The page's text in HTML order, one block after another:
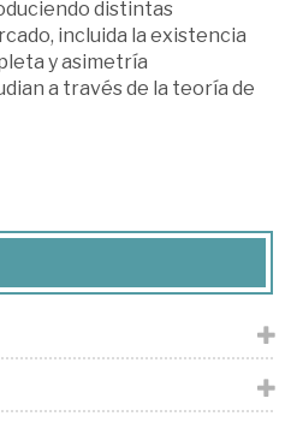
distintas
incluida la existencia
y asimetría
a través de la teoría de